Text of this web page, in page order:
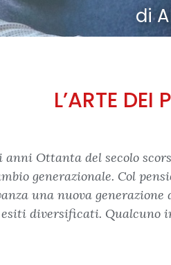
di
L’ARTE DEI
Ottanta del secolo
generazionale. Col
una nuova
esiti diversificati. Qualcuno